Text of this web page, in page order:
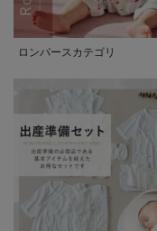
ロンパースカテゴリ